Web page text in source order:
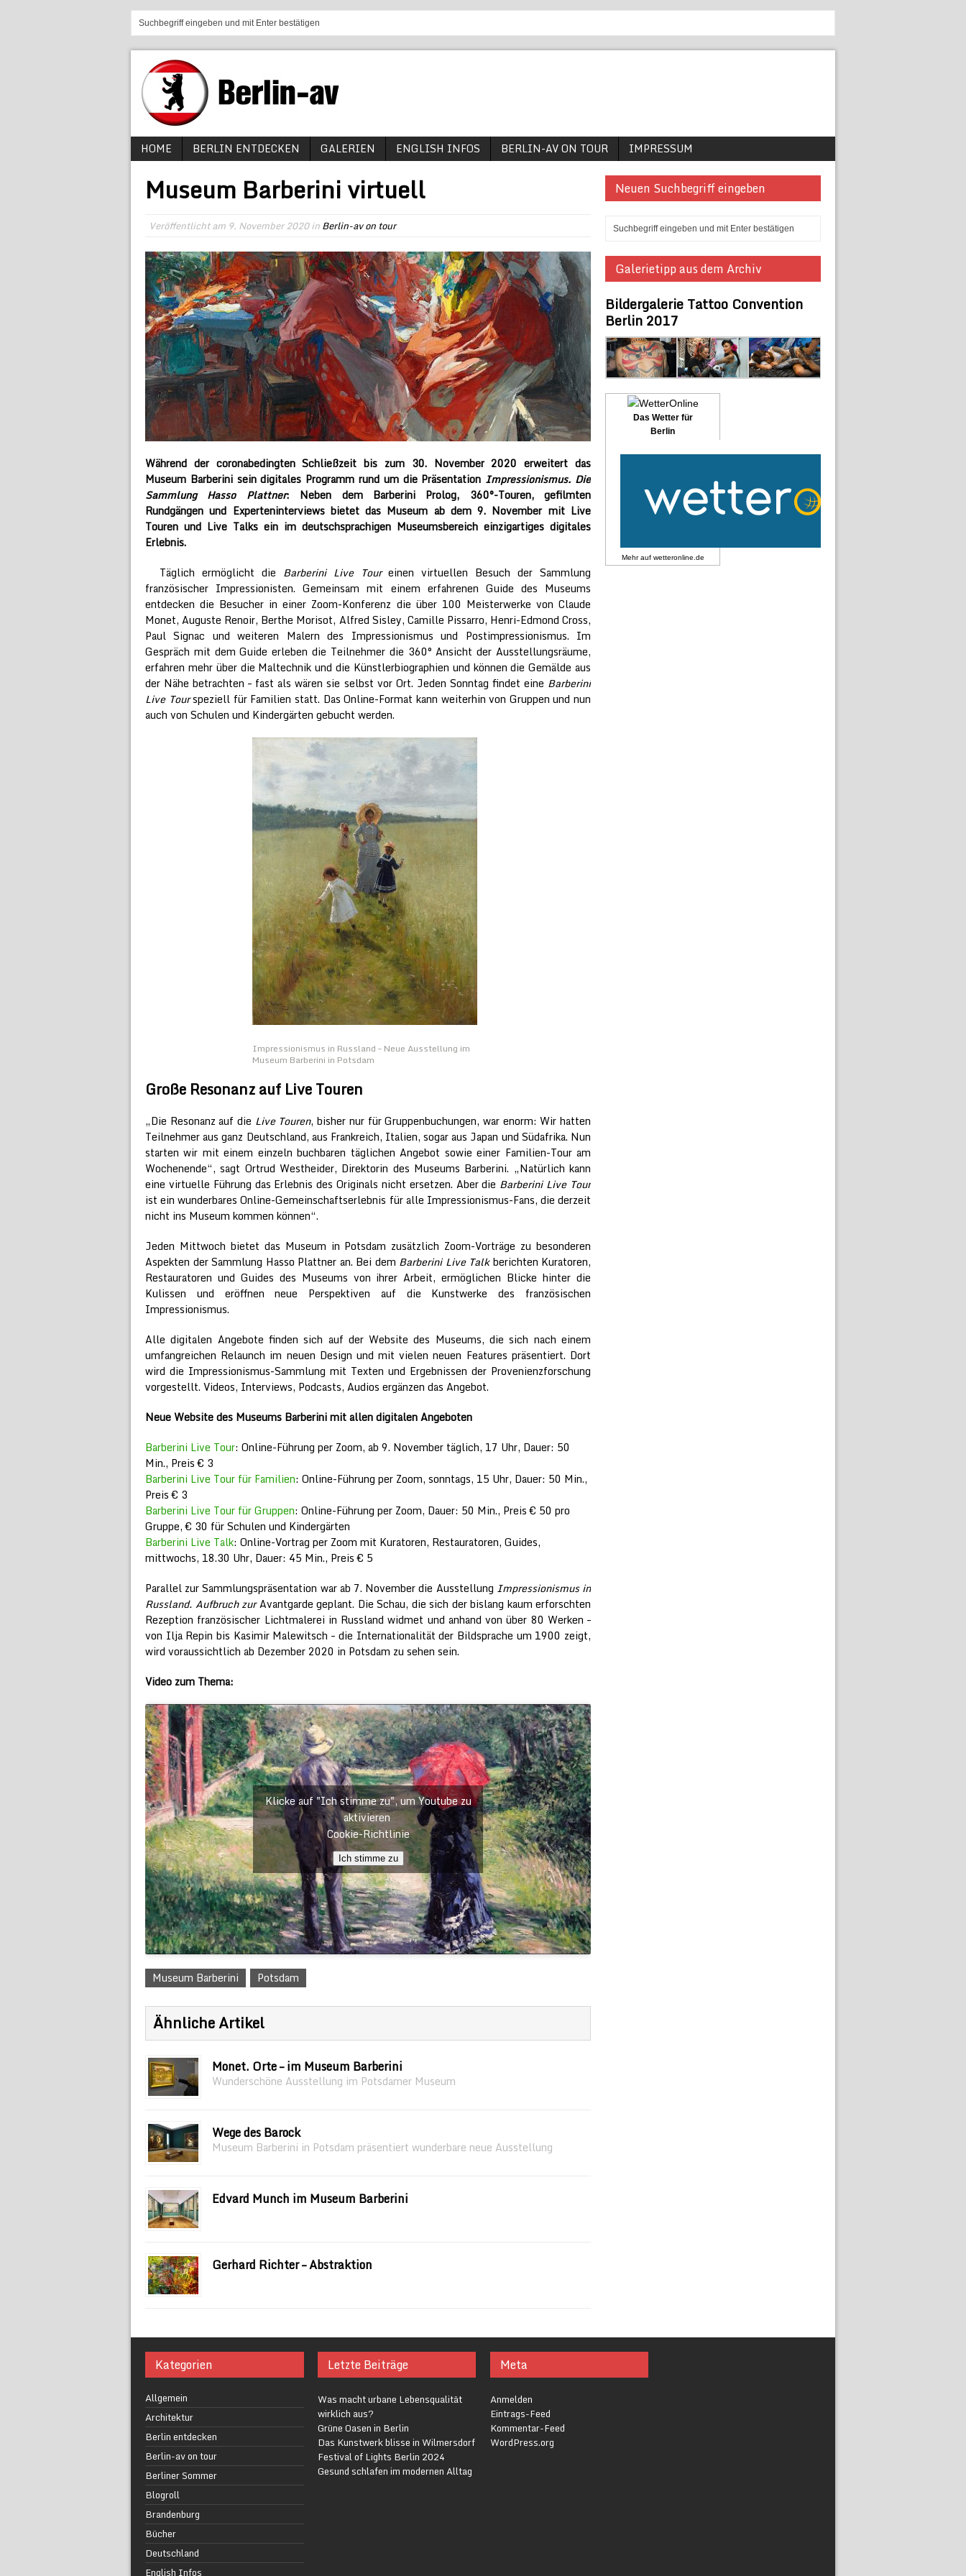
HOME BERLIN ENTDECKEN GALERIEN ENGLISH INFOS BERLIN-AV ON TOUR IMPRESSUM
Museum Barberini virtuell
Veröffentlicht am 9. November 2020inBerlin-av on tour
Während der coronabedingten Schließzeit bis zum 30. November 2020 erweitert das
Museum Barberini sein digitales Programm rund um die Präsentation Impressionismus. Die
Sammlung Hasso Plattner: Neben dem Barberini Prolog, 360°-Touren, gefilmten
Rundgängen und Experteninterviews bietet das Museum ab dem 9. November mit Live
Touren und Live Talks ein im deutschsprachigen Museumsbereich einzigartiges digitales
Erlebnis.
Täglich ermöglicht die Barberini Live Toureinen virtuellen Besuch der Sammlung
französischer Impressionisten. Gemeinsam mit einem erfahrenen Guide des Museums
entdecken die Besucher in einer Zoom-Konferenz die über 100 Meisterwerke von Claude
Monet, Auguste Renoir, Berthe Morisot, Alfred Sisley, Camille Pissarro, Henri-Edmond Cross,
Paul Signac und weiteren Malern des Impressionismus und Postimpressionismus. Im
Gespräch mit dem Guide erleben die Teilnehmer die 360° Ansicht der Ausstellungsräume,
erfahren mehr über die Maltechnik und die Künstlerbiographien und können die Gemälde aus
der Nähe betrachten – fast als wären sie selbst vor Ort. Jeden Sonntag findet eine Barberini
Live Tourspeziell für Familien statt. Das Online-Format kann weiterhin von Gruppen und nun
auch von Schulen und Kindergärten gebucht werden.
Impressionismus in Russland – Neue Ausstellung im
Museum Barberini in Potsdam
Große Resonanz auf Live Touren
„Die Resonanz auf die Live Touren, bisher nur für Gruppenbuchungen, war enorm: Wir hatten
Teilnehmer aus ganz Deutschland, aus Frankreich, Italien, sogar aus Japan und Südafrika. Nun
starten wir mit einem einzeln buchbaren täglichen Angebot sowie einer Familien-Tour am
Wochenende“, sagt Ortrud Westheider, Direktorin des Museums Barberini. „Natürlich kann
eine virtuelle Führung das Erlebnis des Originals nicht ersetzen. Aber die Barberini Live Tour
ist ein wunderbares Online-Gemeinschaftserlebnis für alle Impressionismus-Fans, die derzeit
nicht ins Museum kommen können“.
Jeden Mittwoch bietet das Museum in Potsdam zusätzlich Zoom-Vorträge zu besonderen
Aspekten der Sammlung Hasso Plattner an. Bei dem Barberini Live Talkberichten Kuratoren,
Restauratoren und Guides des Museums von ihrer Arbeit, ermöglichen Blicke hinter die
Kulissen und eröffnen neue Perspektiven auf die Kunstwerke des französischen
Impressionismus.
Alle digitalen Angebote finden sich auf der Website des Museums, die sich nach einem
umfangreichen Relaunch im neuen Design und mit vielen neuen Features präsentiert. Dort
wird die Impressionismus-Sammlung mit Texten und Ergebnissen der Provenienzforschung
vorgestellt. Videos, Interviews, Podcasts, Audios ergänzen das Angebot.
Neue Website des Museums Barberini mit allen digitalen Angeboten
Barberini Live Tour: Online-Führung per Zoom, ab 9. November täglich, 17 Uhr, Dauer: 50
Min., Preis € 3
Barberini Live Tour für Familien: Online-Führung per Zoom, sonntags, 15 Uhr, Dauer: 50 Min.,
Preis € 3
Barberini Live Tour für Gruppen: Online-Führung per Zoom, Dauer: 50 Min., Preis € 50 pro
Gruppe, € 30 für Schulen und Kindergärten
Barberini Live Talk: Online-Vortrag per Zoom mit Kuratoren, Restauratoren, Guides,
mittwochs, 18.30 Uhr, Dauer: 45 Min., Preis € 5
Parallel zur Sammlungspräsentation war ab 7. November die Ausstellung Impressionismus in
Russland. Aufbruch zurAvantgarde geplant. Die Schau, die sich der bislang kaum erforschten
Rezeption französischer Lichtmalerei in Russland widmet und anhand von über 80 Werken –
von Ilja Repin bis Kasimir Malewitsch – die Internationalität der Bildsprache um 1900 zeigt,
wird voraussichtlich ab Dezember 2020 in Potsdam zu sehen sein.
Video zum Thema:
Klicke auf "Ich stimme zu", um Youtube zu
aktivieren
Cookie-Richtlinie
Ich stimme zu
Museum Barberini Potsdam
Ähnliche Artikel
Monet. Orte – im Museum Barberini
Wunderschöne Ausstellung im Potsdamer Museum
Wege des Barock
Museum Barberini in Potsdam präsentiert wunderbare neue Ausstellung
Edvard Munch im Museum Barberini
Gerhard Richter – Abstraktion
Neuen Suchbegriff eingeben
Galerietipp aus dem Archiv
Bildergalerie Tattoo Convention
Berlin 2017
Das Wetter für
Berlin
Mehr auf wetteronline.de
Kategorien
Allgemein
Architektur
Berlin entdecken
Berlin-av on tour
Berliner Sommer
Blogroll
Brandenburg
Bücher
Deutschland
English Infos
Letzte Beiträge
Was macht urbane Lebensqualität
wirklich aus?
Grüne Oasen in Berlin
Das Kunstwerk blisse in Wilmersdorf
Festival of Lights Berlin 2024
Gesund schlafen im modernen Alltag
Meta
Anmelden
Eintrags-Feed
Kommentar-Feed
WordPress.org